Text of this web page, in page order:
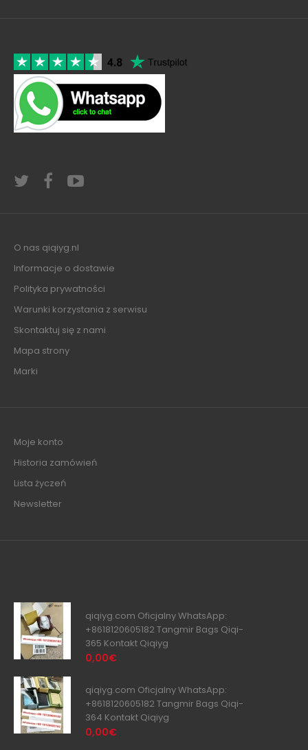
O nas qiqiyg.nl
Informacje o dostawie
Polityka prywatności
Warunki korzystania z serwisu
Skontaktuj się z nami
Mapa strony
Marki
Moje konto
Historia zamówień
Lista życzeń
Newsletter
qiqiyg.com Oficjalny WhatsApp:
+8618120605182 Tangmir Bags Qiqi-
365 Kontakt Qiqiyg
0,00€
qiqiyg.com Oficjalny WhatsApp:
+8618120605182 Tangmir Bags Qiqi-
364 Kontakt Qiqiyg
0,00€